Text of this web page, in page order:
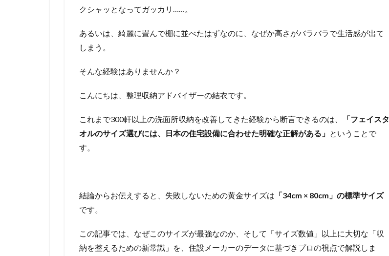
クシャッとなってガッカリ……。
あるいは、綺麗に畳んで棚に並べたはずなのに、なぜか高さがバラバラで生活感が出て
しまう。
そんな経験はありませんか？
こんにちは、整理収納アドバイザーの結衣です。
これまで300軒以上の洗面所収納を改善してきた経験から断言できるのは、
「フェイスタ
オルのサイズ選びには、日本の住宅設備に合わせた明確な正解がある」 ということで
す。
結論からお伝えすると、失敗しないための黄金サイズは 「34cm × 80cm」の標準サイズ
です。
この記事では、なぜこのサイズが最強なのか、そして「サイズ数値」以上に大切な「収
納を整えるための新常識」を、住設メーカーのデータに基づきプロの視点で解説しま